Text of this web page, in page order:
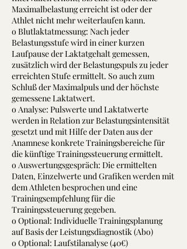
Maximalbelastung erreicht ist oder der
Athlet nicht mehr weiterlaufen kann.
o Blutlaktatmessung: Nach jeder
Belastungsstufe wird in einer kurzen
Laufpause der Laktatgehalt gemessen,
zusätzlich wird der Belastungspuls zu jeder
erreichten Stufe ermittelt. So auch zum
Schluß der Maximalpuls und der höchste
gemessene Laktatwert.
o Analyse: Pulswerte und Laktatwerte
werden in Relation zur Belastungsintensität
gesetzt und mit Hilfe der Daten aus der
Anamnese konkrete Trainingsbereiche für
die künftige Trainingssteuerung ermittelt.
o Auswertungsgespräch: Die ermittelten
Daten, Einzelwerte und Grafiken werden mit
dem Athleten besprochen und eine
Trainingsempfehlung für die
Trainingssteuerung gegeben.
o Optional: Individuelle Trainingsplanung
auf Basis der Leistungsdiagnostik (Abo)
o Optional: Laufstilanalyse (40€)